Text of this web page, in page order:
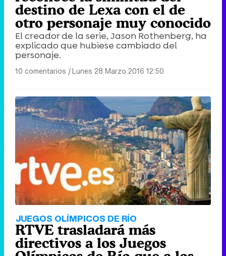
destino de Lexa con el de
otro personaje muy conocido
El creador de la serie, Jason Rothenberg, ha
explicado que hubiese cambiado del
personaje.
10 comentarios |Lunes 28 Marzo 2016 12:50
JUEGOS OLÍMPICOS DE RÍO
RTVE trasladará más
directivos a los Juegos